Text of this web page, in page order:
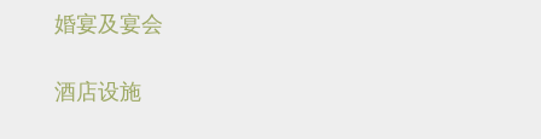
婚宴及宴会
酒店设施